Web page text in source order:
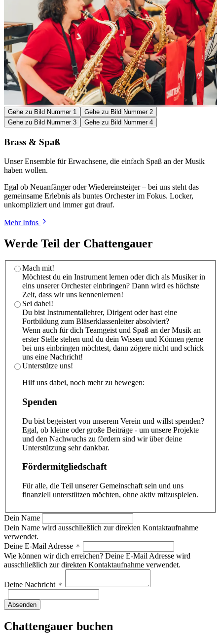
Gehe zu Bild Nummer 1
Gehe zu Bild Nummer 2
Gehe zu Bild Nummer 3
Gehe zu Bild Nummer 4
Brass & Spaß
Unser Ensemble für Erwachsene, die einfach Spaß an der Musik
haben wollen.
Egal ob Neuanfänger oder Wiedereinsteiger – bei uns steht das
gemeinsame Erlebnis als buntes Orchester im Fokus. Locker,
unkompliziert und immer gut drauf.
Mehr Infos
Werde Teil der Chattengauer
Mach mit!
Möchtest du ein Instrument lernen oder dich als Musiker in
eins unserer Orchester einbringen? Dann wird es höchste
Zeit, dass wir uns kennenlernen!
Sei dabei!
Du bist Instrumentallehrer, Dirigent oder hast eine
Fortbildung zum Bläserklassenleiter absolviert?
Wenn auch für dich Teamgeist und Spaß an der Musik an
erster Stelle stehen und du dein Wissen und Können gerne
bei uns einbringen möchtest, dann zögere nicht und schick
uns eine Nachricht!
Unterstütze uns!
Hilf uns dabei, noch mehr zu bewegen:
Spenden
Du bist begeistert von unserem Verein und willst spenden?
Egal, ob kleine oder große Beiträge - um unsere Projekte
und den Nachwuchs zu fördern sind wir über deine
Unterstützung sehr dankbar.
Fördermitgliedschaft
Für alle, die Teil unserer Gemeinschaft sein und uns
finanziell unterstützen möchten, ohne aktiv mitzuspielen.
Dein Name
Dein Name wird ausschließlich zur direkten Kontaktaufnahme
verwendet.
Deine E-Mail Adresse
Wie können wir dich erreichen? Deine E-Mail Adresse wird
ausschließlich zur direkten Kontaktaufnahme verwendet.
Deine Nachricht
Absenden
Chattengauer buchen